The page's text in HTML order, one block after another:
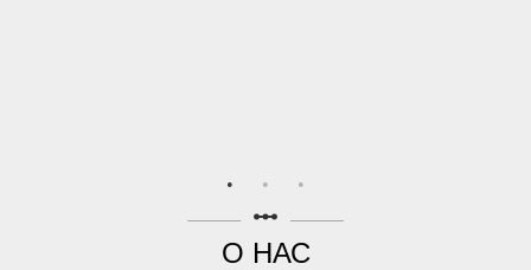
linear_scale
О НАС